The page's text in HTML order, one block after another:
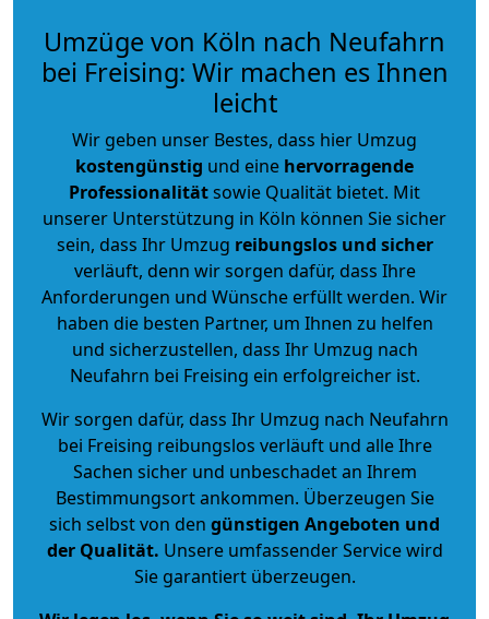
Umzüge von Köln nach Neufahrn
bei Freising: Wir machen es Ihnen
leicht
Wir geben unser Bestes, dass hier Umzug
kostengünstig und eine hervorragende
Professionalitätsowie Qualität bietet. Mit
unserer Unterstützung in Köln können Sie sicher
sein, dass Ihr Umzug reibungslos und sicher
verläuft, denn wir sorgen dafür, dass Ihre
Anforderungen und Wünsche erfüllt werden. Wir
haben die besten Partner, um Ihnen zu helfen
und sicherzustellen, dass Ihr Umzug nach
Neufahrn bei Freising ein erfolgreicher ist.
Wir sorgen dafür, dass Ihr Umzug nach Neufahrn
bei Freising reibungslos verläuft und alle Ihre
Sachen sicher und unbeschadet an Ihrem
Bestimmungsort ankommen. Überzeugen Sie
sich selbst von den günstigen Angeboten und
der Qualität. Unsere umfassender Service wird
Sie garantiert überzeugen.